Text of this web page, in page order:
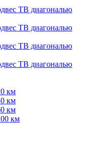
ТВ диагональю
ТВ диагональю
ТВ диагональю
ТВ диагональю
км
км
км
км